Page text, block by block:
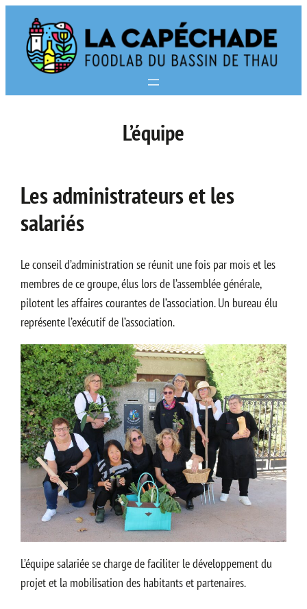
contenu
L’équipe
Les administrateurs et les
salariés
Le conseil d’administration se réunit une fois par mois et les
membres de ce groupe, élus lors de l’assemblée générale,
pilotent les affaires courantes de l’association. Un bureau élu
représente l’exécutif de l’association.
L’équipe salariée se charge de faciliter le développement du
projet et la mobilisation des habitants et partenaires.